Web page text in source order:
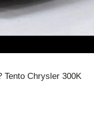
Chrysler 300K